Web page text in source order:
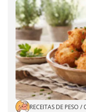
RECEITAS DE PESO /